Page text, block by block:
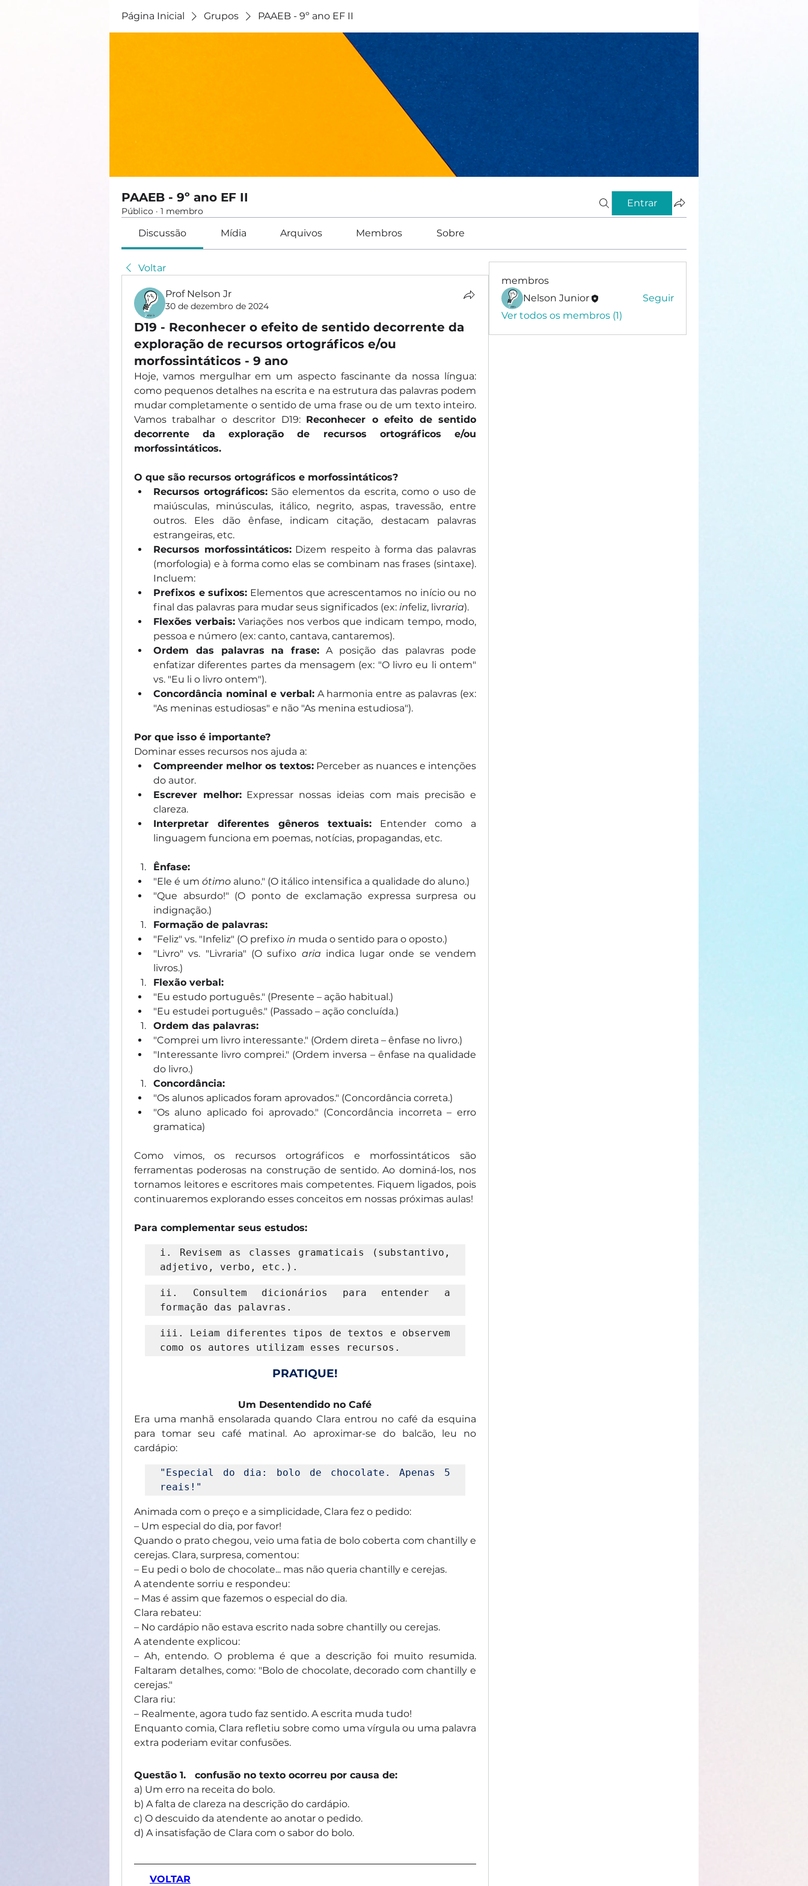
Página Inicial Grupos PAAEB - 9º ano EF II
PAAEB - 9º ano EF II
Público · 1 membro
Entrar
Discussão Mídia Arquivos Membros Sobre
Voltar
Prof Nelson Jr
30 de dezembro de 2024
D19 - Reconhecer o efeito de sentido decorrente da
exploração de recursos ortográficos e/ou
morfossintáticos - 9 ano
Hoje, vamos mergulhar em um aspecto fascinante da nossa língua:
como pequenos detalhes na escrita e na estrutura das palavras podem
mudar completamente o sentido de uma frase ou de um texto inteiro.
Vamos trabalhar o descritor D19: Reconhecer o efeito de sentido
decorrente da exploração de recursos ortográficos e/ou
morfossintáticos.
O que são recursos ortográficos e morfossintáticos?
Recursos ortográficos: São elementos da escrita, como o uso de
maiúsculas, minúsculas, itálico, negrito, aspas, travessão, entre
outros. Eles dão ênfase, indicam citação, destacam palavras
estrangeiras, etc.
Recursos morfossintáticos: Dizem respeito à forma das palavras
(morfologia) e à forma como elas se combinam nas frases (sintaxe).
Incluem:
Prefixos e sufixos: Elementos que acrescentamos no início ou no
final das palavras para mudar seus significados (ex: infeliz, livraria).
Flexões verbais: Variações nos verbos que indicam tempo, modo,
pessoa e número (ex: canto, cantava, cantaremos).
Ordem das palavras na frase: A posição das palavras pode
enfatizar diferentes partes da mensagem (ex: "O livro eu li ontem"
vs. "Eu li o livro ontem").
Concordância nominal e verbal: A harmonia entre as palavras (ex:
"As meninas estudiosas" e não "As menina estudiosa").
Por que isso é importante?
Dominar esses recursos nos ajuda a:
Compreender melhor os textos: Perceber as nuances e intenções
do autor.
Escrever melhor: Expressar nossas ideias com mais precisão e
clareza.
Interpretar diferentes gêneros textuais: Entender como a
linguagem funciona em poemas, notícias, propagandas, etc.
Ênfase:
"Ele é um ótimo aluno." (O itálico intensifica a qualidade do aluno.)
"Que absurdo!" (O ponto de exclamação expressa surpresa ou
indignação.)
Formação de palavras:
"Feliz" vs. "Infeliz" (O prefixo in muda o sentido para o oposto.)
"Livro" vs. "Livraria" (O sufixo aria indica lugar onde se vendem
livros.)
Flexão verbal:
"Eu estudo português." (Presente – ação habitual.)
"Eu estudei português." (Passado – ação concluída.)
Ordem das palavras:
"Comprei um livro interessante." (Ordem direta – ênfase no livro.)
"Interessante livro comprei." (Ordem inversa – ênfase na qualidade
do livro.)
Concordância:
"Os alunos aplicados foram aprovados." (Concordância correta.)
"Os aluno aplicado foi aprovado." (Concordância incorreta – erro
gramatica)
Como vimos, os recursos ortográficos e morfossintáticos são
ferramentas poderosas na construção de sentido. Ao dominá-los, nos
tornamos leitores e escritores mais competentes. Fiquem ligados, pois
continuaremos explorando esses conceitos em nossas próximas aulas!
Para complementar seus estudos:
i. Revisem as classes gramaticais (substantivo,
adjetivo, verbo, etc.).
ii. Consultem dicionários para entender a
formação das palavras.
iii. Leiam diferentes tipos de textos e observem
como os autores utilizam esses recursos.
PRATIQUE!
Um Desentendido no Café
Era uma manhã ensolarada quando Clara entrou no café da esquina
para tomar seu café matinal. Ao aproximar-se do balcão, leu no
cardápio:
"Especial do dia: bolo de chocolate. Apenas 5
reais!"
Animada com o preço e a simplicidade, Clara fez o pedido:
– Um especial do dia, por favor!
Quando o prato chegou, veio uma fatia de bolo coberta com chantilly e
cerejas. Clara, surpresa, comentou:
– Eu pedi o bolo de chocolate... mas não queria chantilly e cerejas.
A atendente sorriu e respondeu:
– Mas é assim que fazemos o especial do dia.
Clara rebateu:
– No cardápio não estava escrito nada sobre chantilly ou cerejas.
A atendente explicou:
– Ah, entendo. O problema é que a descrição foi muito resumida.
Faltaram detalhes, como: "Bolo de chocolate, decorado com chantilly e
cerejas."
Clara riu:
– Realmente, agora tudo faz sentido. A escrita muda tudo!
Enquanto comia, Clara refletiu sobre como uma vírgula ou uma palavra
extra poderiam evitar confusões.
Questão 1.   confusão no texto ocorreu por causa de:
a) Um erro na receita do bolo.
b) A falta de clareza na descrição do cardápio.
c) O descuido da atendente ao anotar o pedido.
d) A insatisfação de Clara com o sabor do bolo.
VOLTAR
membros
Nelson Junior
Seguir
Ver todos os membros (1)